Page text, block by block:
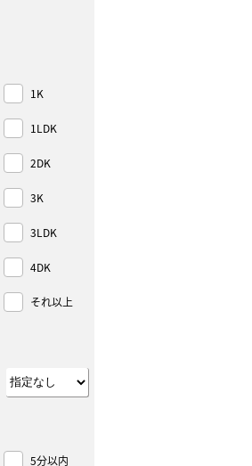
1K
1LDK
2DK
3K
3LDK
4DK
それ以上
5分以内